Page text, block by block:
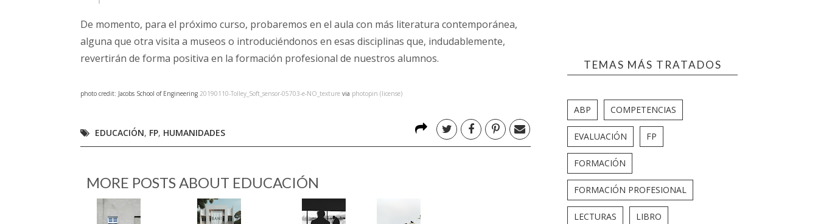
De momento, para el próximo curso, probaremos en el aula con más literatura contemporánea,
alguna que otra visita a museos o introduciéndonos en esas disciplinas que, indudablemente,
revertirán de forma positiva en la formación profesional de nuestros alumnos.
photo credit: Jacobs School of Engineering 20190110-Tolley_Soft_sensor-05703-e-NO_texture via photopin (license)
EDUCACIÓN, FP, HUMANIDADES
MORE POSTS ABOUT EDUCACIÓN
TEMAS MÁS TRATADOS
ABP COMPETENCIAS
EVALUACIÓN FP
FORMACIÓN
FORMACIÓN PROFESIONAL
LECTURAS LIBRO